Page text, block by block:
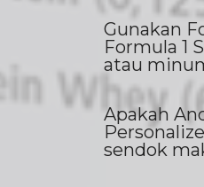
Gunakan
Formula 1
atau
Apakah
sendok